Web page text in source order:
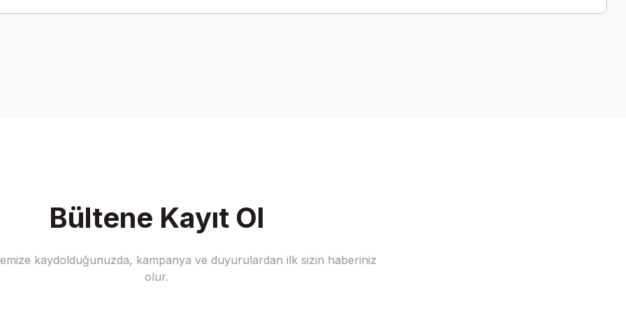
Gönder
Bültene Kayıt Ol
kaydolduğunuzda, kampanya ve duyurulardan ilk sizin haberiniz
olur.